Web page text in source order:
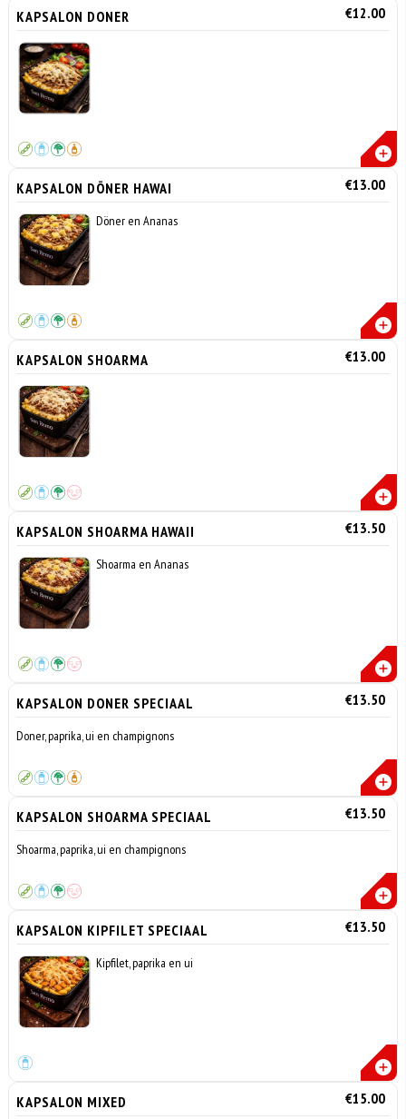
KAPSALON DONER €12.00
KAPSALON DÖNER HAWAI €13.00
Döner en Ananas
KAPSALON SHOARMA €13.00
KAPSALON SHOARMA HAWAII €13.50
Shoarma en Ananas
KAPSALON DONER SPECIAAL €13.50
Doner, paprika, ui en champignons
KAPSALON SHOARMA SPECIAAL €13.50
Shoarma, paprika, ui en champignons
KAPSALON KIPFILET SPECIAAL €13.50
Kipfilet, paprika en ui
KAPSALON MIXED €15.00